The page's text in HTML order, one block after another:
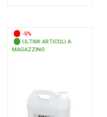
-5%
ULTIMI ARTICOLI A
MAGAZZINO